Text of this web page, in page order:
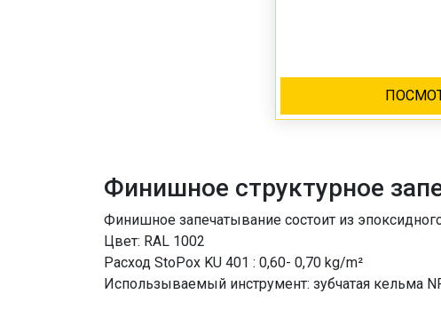
Финишное структурное
Финишное запечатывание состоит из
Цвет: RAL 1002
Расход StoPох KU 401 : 0,60- 0,70 kg/m²
Использываемый инструмент: зубчатая кельма